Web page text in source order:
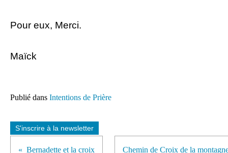
Pour eux, Merci.
Maïck
Publié dans Intentions de Prière
S'inscrire à la newsletter
Bernadette et la croix Chemin de Croix de la